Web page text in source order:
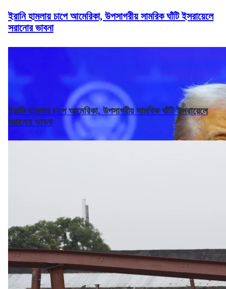
ইরানি হামলায় চাপে আমেরিকা, উপসাগরীয় সামরিক ঘাঁটি ইসরায়েলে
সরানোর ভাবনা
ইরানি হামলায় চাপে আমেরিকা, উপসাগরীয় সামরিক ঘাঁটি ইসরায়েলে
সরানোর ভাবনা